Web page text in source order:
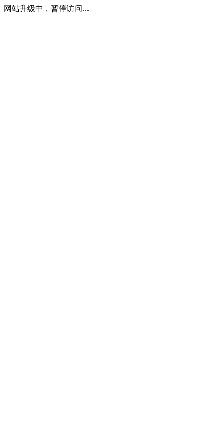
网站升级中，暂停访问....